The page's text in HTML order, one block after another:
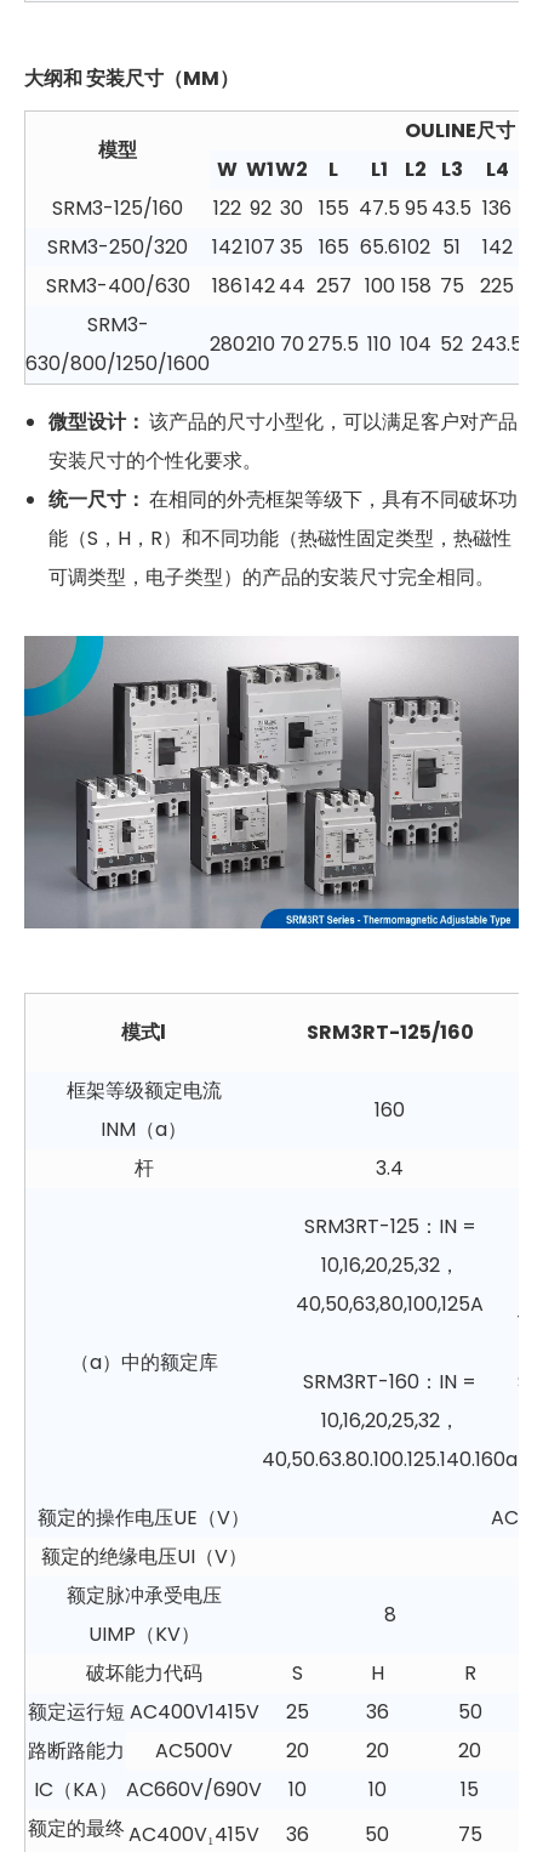
大纲和安装尺寸（MM）
模型
OULINE尺寸
W W1W2 L L1 L2 L3 L4
SRM3-125/160
122 92 30 155 47.5 95 43.5 136
SRM3-250/320
142107 35 165 65.6102 51 142
SRM3-400/630
18614244 257 100 158 75 225
SRM3-
630/800/1250/1600
280210 70275.5 110 104 52 243.5
微型设计： 该产品的尺寸小型化，可以满足客户对产品
安装尺寸的个性化要求。
统一尺寸： 在相同的外壳框架等级下，具有不同破坏功
能（S，H，R）和不同功能（热磁性固定类型，热磁性
可调类型，电子类型）的产品的安装尺寸完全相同。
模式l SRM3RT-125/160
框架等级额定电流
INM（a）
160
杆 3.4
（a）中的额定库
SRM3RT-125：IN =
10,16,20,25,32，
40,50,63,80,100,125A
SRM3RT-160：IN =
10,16,20,25,32，
40,50.63.80.100.125.140.160a
额定的操作电压UE（V）
额定的绝缘电压UI（V）
额定脉冲承受电压
UIMP（KV）
8
破坏能力代码 S H R
额定运行短
路断路能力
IC（KA）
AC400V1415V 25 36 50
AC500V
20 20 20
AC660V/690V
10 10 15
额定的最终AC400V₁415V 36 50 75